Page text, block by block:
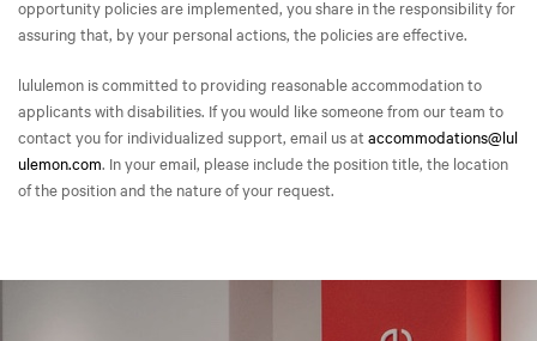
opportunity policies are implemented, you share in the responsibility for
assuring that, by your personal actions, the policies are effective.
lululemon is committed to providing reasonable accommodation to
applicants with disabilities. If you would like someone from our team to
contact you for individualized support, email us at accommodations@lul
ulemon.com. In your email, please include the position title, the location
of the position and the nature of your request.